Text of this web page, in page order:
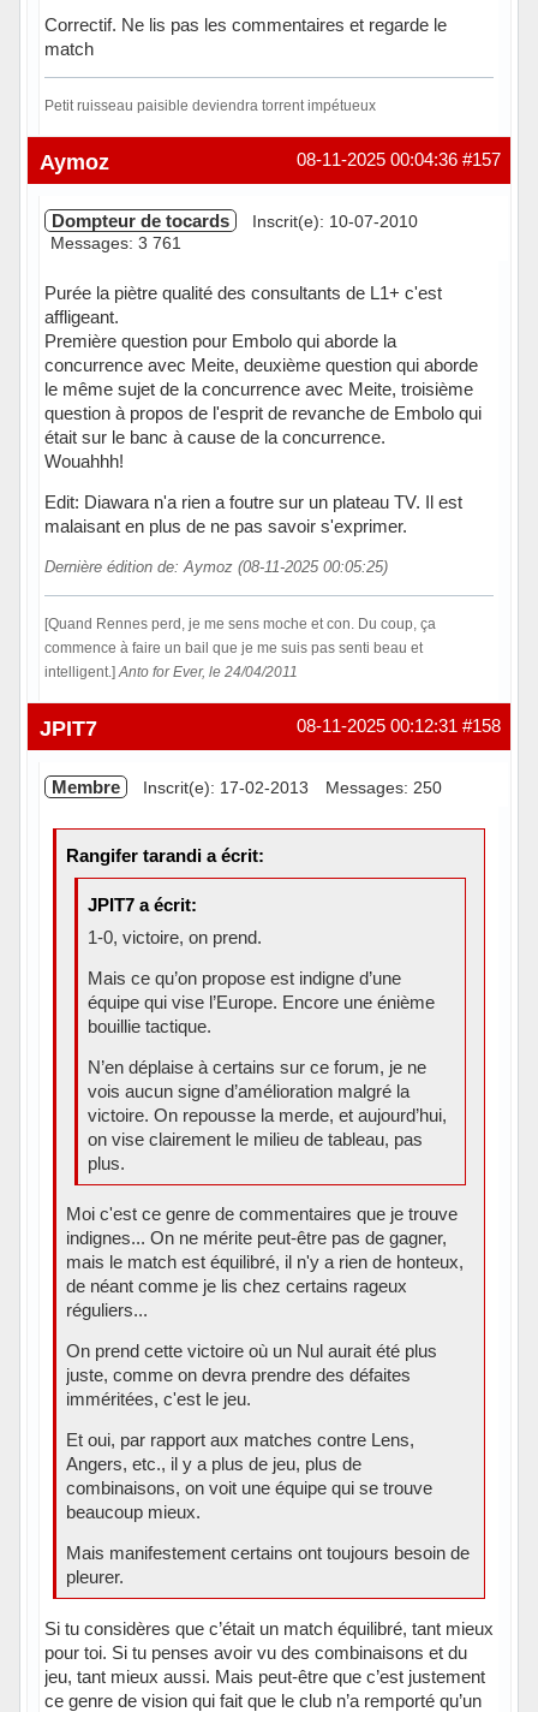
Correctif. Ne lis pas les commentaires et regarde le
match
Petit ruisseau paisible deviendra torrent impétueux
Hors ligne #157
08-11-2025 00:04:36
Aymoz
Dompteur de tocards
Inscrit(e): 10-07-2010
Messages: 3 761
Purée la piètre qualité des consultants de L1+ c'est
affligeant.
Première question pour Embolo qui aborde la
concurrence avec Meite, deuxième question qui aborde
le même sujet de la concurrence avec Meite, troisième
question à propos de l'esprit de revanche de Embolo qui
était sur le banc à cause de la concurrence.
Wouahhh!
Edit: Diawara n'a rien a foutre sur un plateau TV. Il est
malaisant en plus de ne pas savoir s'exprimer.
Dernière édition de: Aymoz (08-11-2025 00:05:25)
[Quand Rennes perd, je me sens moche et con. Du coup, ça
commence à faire un bail que je me suis pas senti beau et
intelligent.]Anto for Ever, le 24/04/2011
Hors ligne #158
08-11-2025 00:12:31
JPIT7
Membre Inscrit(e): 17-02-2013 Messages: 250
Rangifer tarandi a écrit:
JPIT7 a écrit:
1-0, victoire, on prend.
Mais ce qu’on propose est indigne d’une
équipe qui vise l’Europe. Encore une énième
bouillie tactique.
N’en déplaise à certains sur ce forum, je ne
vois aucun signe d’amélioration malgré la
victoire. On repousse la merde, et aujourd’hui,
on vise clairement le milieu de tableau, pas
plus.
Moi c'est ce genre de commentaires que je trouve
indignes... On ne mérite peut-être pas de gagner,
mais le match est équilibré, il n'y a rien de honteux,
de néant comme je lis chez certains rageux
réguliers...
On prend cette victoire où un Nul aurait été plus
juste, comme on devra prendre des défaites
imméritées, c'est le jeu.
Et oui, par rapport aux matches contre Lens,
Angers, etc., il y a plus de jeu, plus de
combinaisons, on voit une équipe qui se trouve
beaucoup mieux.
Mais manifestement certains ont toujours besoin de
pleurer.
Si tu considères que c’était un match équilibré, tant mieux
pour toi. Si tu penses avoir vu des combinaisons et du
jeu, tant mieux aussi. Mais peut-être que c’est justement
ce genre de vision qui fait que le club n’a remporté qu’un